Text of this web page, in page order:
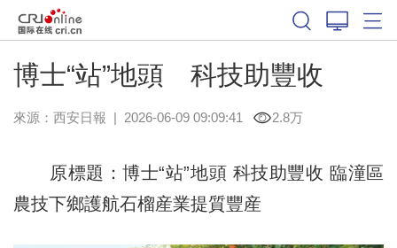
博士“站”地頭 科技助豐收
來源： 西安日報 | 2026-06-09 09:09:41 2.8万
原標題：博士“站”地頭 科技助豐收 臨潼區
農技下鄉護航石榴産業提質豐産